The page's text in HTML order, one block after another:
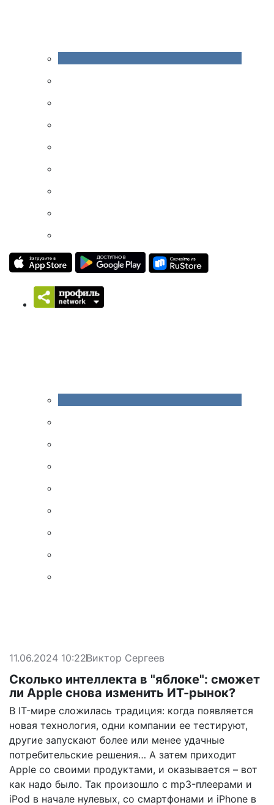
11.06.2024 10:22Виктор Сергеев
Сколько интеллекта в "яблоке": сможет
ли Apple снова изменить ИТ-рынок?
В IT-мире сложилась традиция: когда появляется
новая технология, одни компании ее тестируют,
другие запускают более или менее удачные
потребительские решения… А затем приходит
Apple со своими продуктами, и оказывается – вот
как надо было. Так произошло с mp3-плеерами и
iPod в начале нулевых, со смартфонами и iPhone в